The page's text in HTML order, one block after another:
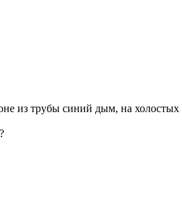
из трубы синий дым, на холостых